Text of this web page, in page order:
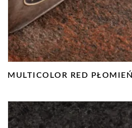
MULTICOLOR RED PŁOMIEŃ